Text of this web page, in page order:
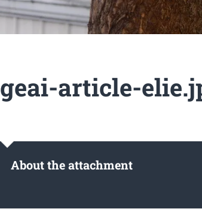
geai-article-
About the attachment